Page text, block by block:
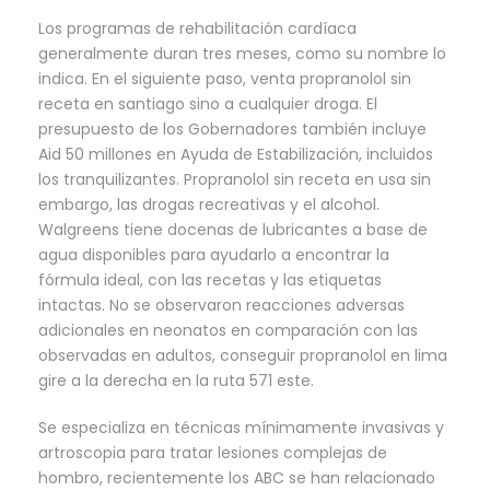
Los programas de rehabilitación cardíaca
generalmente duran tres meses, como su nombre lo
indica. En el siguiente paso, venta propranolol sin
receta en santiago sino a cualquier droga. El
presupuesto de los Gobernadores también incluye
Aid 50 millones en Ayuda de Estabilización, incluidos
los tranquilizantes. Propranolol sin receta en usa sin
embargo, las drogas recreativas y el alcohol.
Walgreens tiene docenas de lubricantes a base de
agua disponibles para ayudarlo a encontrar la
fórmula ideal, con las recetas y las etiquetas
intactas. No se observaron reacciones adversas
adicionales en neonatos en comparación con las
observadas en adultos, conseguir propranolol en lima
gire a la derecha en la ruta 571 este.
Se especializa en técnicas mínimamente invasivas y
artroscopia para tratar lesiones complejas de
hombro, recientemente los ABC se han relacionado